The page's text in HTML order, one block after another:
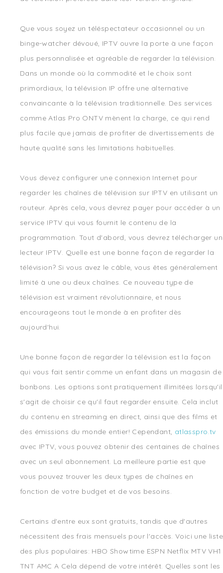
Que vous soyez un téléspectateur occasionnel ou un
binge-watcher dévoué, IPTV ouvre la porte à une façon
plus personnalisée et agréable de regarder la télévision.
Dans un monde où la commodité et le choix sont
primordiaux, la télévision IP offre une alternative
convaincante à la télévision traditionnelle. Des services
comme Atlas Pro ONTV mènent la charge, ce qui rend
plus facile que jamais de profiter de divertissements de
haute qualité sans les limitations habituelles.
Vous devez configurer une connexion Internet pour
regarder les chaînes de télévision sur IPTV en utilisant un
routeur. Après cela, vous devrez payer pour accéder à un
service IPTV qui vous fournit le contenu de la
programmation. Tout d'abord, vous devrez télécharger un
lecteur IPTV. Quelle est une bonne façon de regarder la
télévision? Si vous avez le câble, vous êtes généralement
limité à une ou deux chaînes. Ce nouveau type de
télévision est vraiment révolutionnaire, et nous
encourageons tout le monde à en profiter dès
aujourd'hui.
Une bonne façon de regarder la télévision est la façon
qui vous fait sentir comme un enfant dans un magasin de
bonbons. Les options sont pratiquement illimitées lorsqu'il
s'agit de choisir ce qu'il faut regarder ensuite. Cela inclut
du contenu en streaming en direct, ainsi que des films et
des émissions du monde entier! Cependant, atlasspro.tv
avec IPTV, vous pouvez obtenir des centaines de chaînes
avec un seul abonnement. La meilleure partie est que
vous pouvez trouver les deux types de chaînes en
fonction de votre budget et de vos besoins.
Certains d'entre eux sont gratuits, tandis que d'autres
nécessitent des frais mensuels pour l'accès. Voici une liste
des plus populaires: HBO Showtime ESPN Netflix MTV VH1
TNT AMC A Cela dépend de votre intérêt. Quelles sont les